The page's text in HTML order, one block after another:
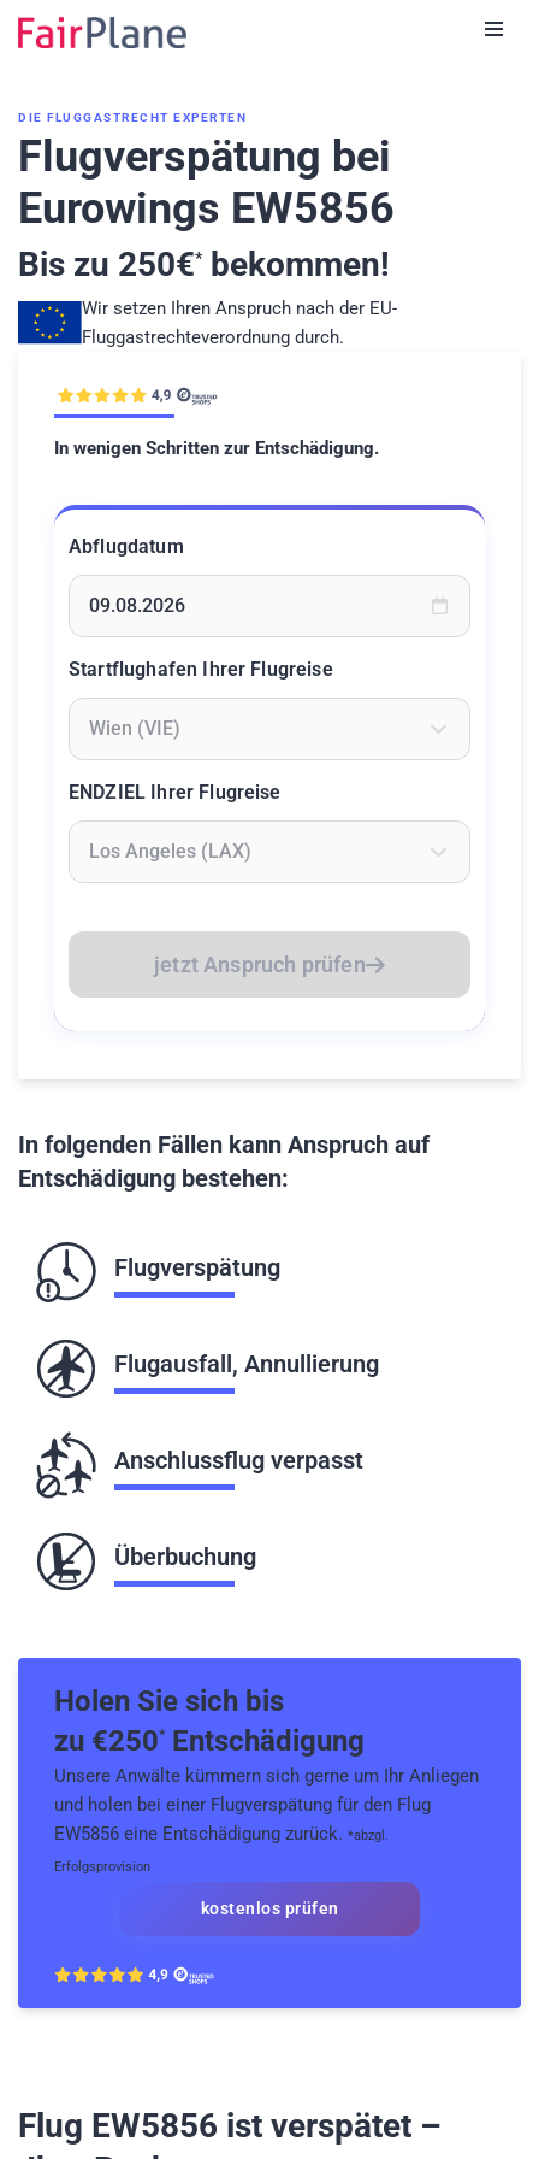
DIE FLUGGASTRECHT EXPERTEN
Flugverspätung bei
Eurowings EW5856
Bis zu 250€*bekommen!
Wir setzen Ihren Anspruch nach der EU-
Fluggastrechteverordnung durch.
In wenigen Schritten zur Entschädigung.
Abflugdatum
Startflughafen Ihrer Flugreise
ENDZIEL Ihrer Flugreise
jetzt Anspruch prüfen
In folgenden Fällen kann Anspruch auf
Entschädigung bestehen:
Flugverspätung
Flugausfall, Annullierung
Anschlussflug verpasst
Überbuchung
Holen Sie sich bis
zu €250*Entschädigung
Unsere Anwälte kümmern sich gerne um Ihr Anliegen
und holen bei einer Flugverspätung für den Flug
EW5856 eine Entschädigung zurück. *abzgl.
Erfolgsprovision
kostenlos prüfen
Flug EW5856 ist verspätet –